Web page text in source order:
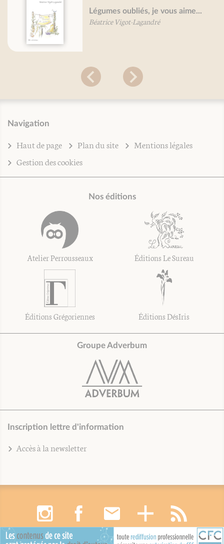
Pâtes, je vous aime....
Line De Smet
Olivier Gaudant
Navigation
Haut de page Plan du site
Mentions légales
Gestion des cookies
Nos éditions
Atelier Perrousseaux Éditions Le Sureau
Éditions Grégoriennes Éditions DésIris
Groupe Adverbum
Inscription lettre d'information
Accès à la newsletter